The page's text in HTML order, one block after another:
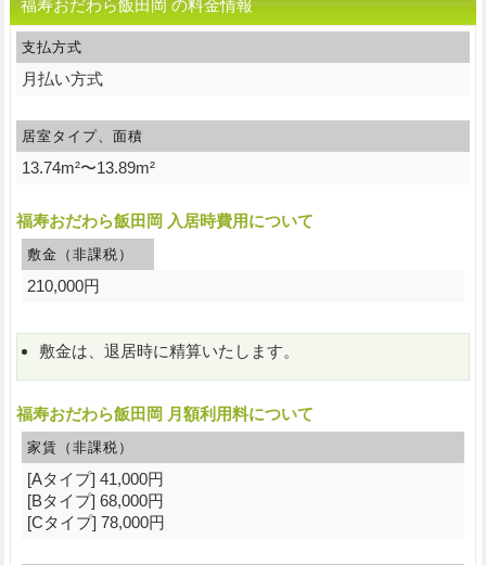
福寿おだわら飯田岡 の料金情報
支払方式
月払い方式
居室タイプ、面積
13.74m²〜13.89m²
福寿おだわら飯田岡 入居時費用について
敷金（非課税）
210,000円
敷金は、退居時に精算いたします。
福寿おだわら飯田岡 月額利用料について
家賃（非課税）
[Aタイプ] 41,000円
[Bタイプ] 68,000円
[Cタイプ] 78,000円